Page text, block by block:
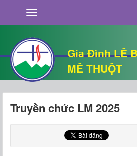
Gia Đình LÊ
MÊ THUỘT
GIỚI THIỆU
TIN TỨC
SỐNG ĐẠO
CHUYỆN NHÀ
QUÁN VĂN
THƯ GIÃN
Truyền chức LM 2025